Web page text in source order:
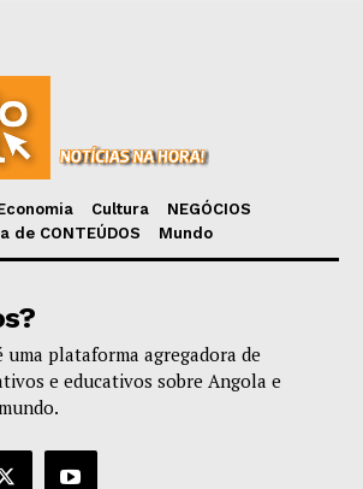
Cultura
NEGÓCIOS
de CONTEÚDOS
Mundo
plataforma agregadora de
e educativos sobre Angola e